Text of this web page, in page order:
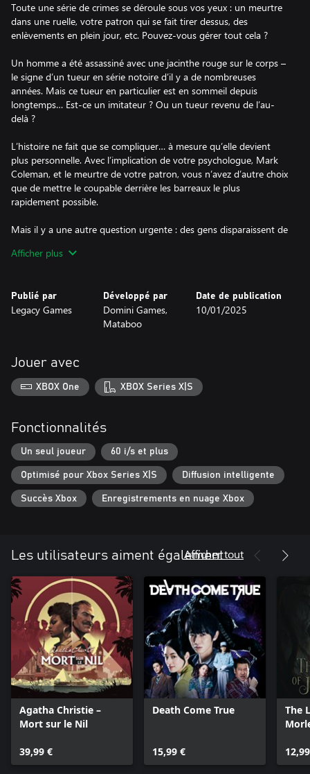
Toute une série de crimes se déroule sous vos yeux : un meurtre
dans une ruelle, votre patron qui se fait tirer dessus, des
enlèvements en plein jour, etc. Pouvez-vous gérer tout cela ?
Un homme a été assassiné avec une jacinthe rouge sur le corps –
le signe d’un tueur en série notoire d’il y a de nombreuses
années. Mais ce tueur en particulier est en sommeil depuis
longtemps… Est-ce un imitateur ? Ou un tueur revenu de l’au-
delà ?
L’histoire ne fait que se compliquer… à mesure qu’elle devient
plus personnelle. Avec l’implication de votre psychologue, Mark
Coleman, et le meurtre de votre patron, vous n’avez d’autre choix
que de mettre le coupable derrière les barreaux le plus
rapidement possible.
Mais il y a une autre question urgente : des gens disparaissent de
couvert les meurtres en série de la jacinthe rouge, est également
Pouvez-vous arrêter cette vague de crimes ? Êtes-vous prêt à
appliquer votre brillant esprit de détective pour y parvenir ?
Afficher plus
Publié par
Legacy Games
Développé par
Domini Games,
Mataboo
Date de publication
10/01/2025
Jouer avec
XBOX One XBOX Series X|S
Fonctionnalités
Un seul joueur 60 i/s et plus
Optimisé pour Xbox Series X|S Diffusion intelligente
Succès Xbox Enregistrements en nuage Xbox
Les utilisateurs aiment également
Afficher tout
Agatha Christie –
Mort sur le Nil
39,99 €
Death Come True
15,99 €
The